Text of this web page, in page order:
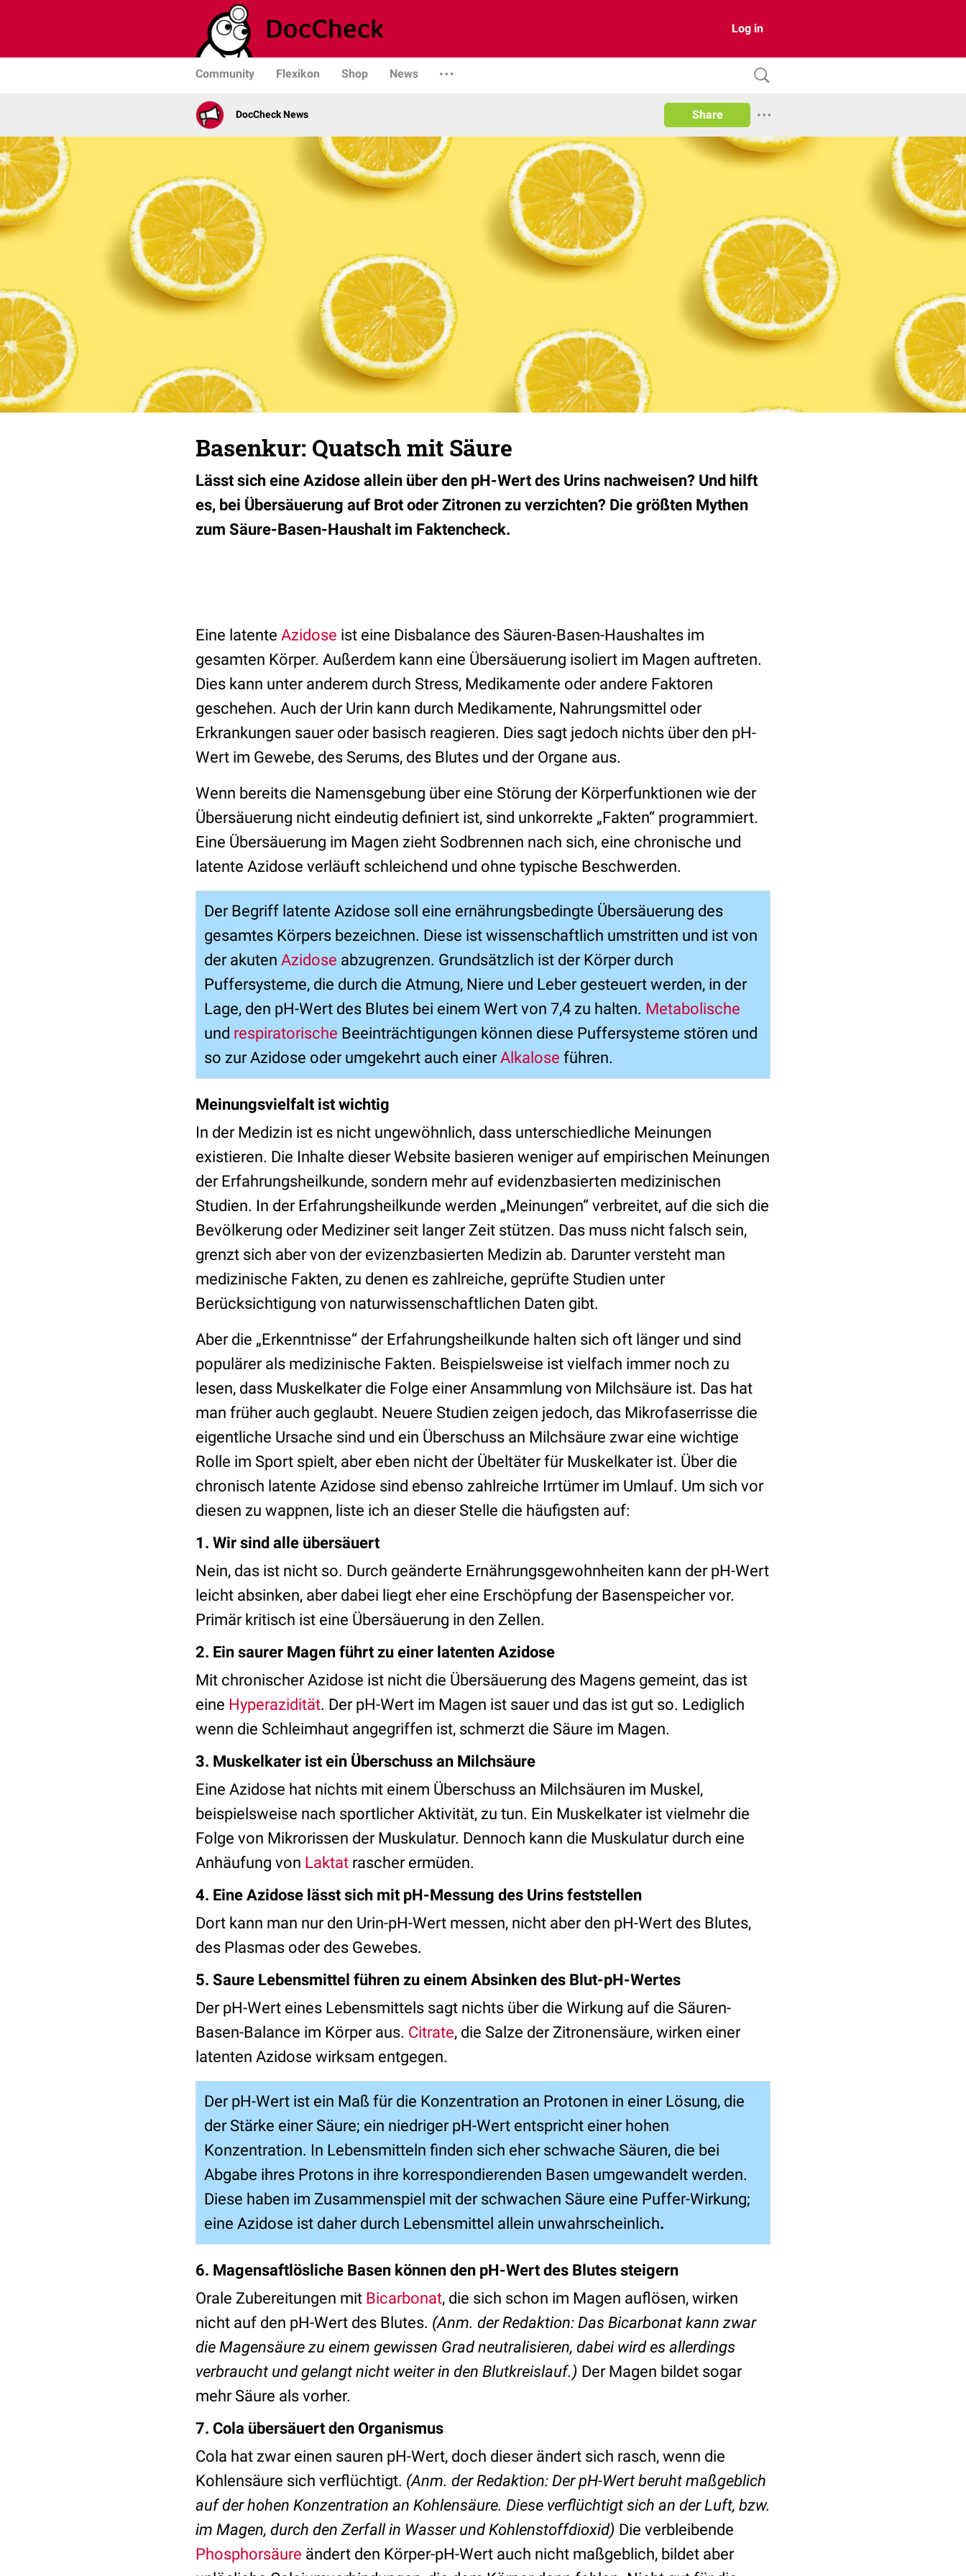
Log in
Community Flexikon Shop News
DocCheck News Share
Basenkur: Quatsch mit Säure
Lässt sich eine Azidose allein über den pH-Wert des Urins nachweisen? Und hilft
es, bei Übersäuerung auf Brot oder Zitronen zu verzichten? Die größten Mythen
zum Säure-Basen-Haushalt im Faktencheck.
Eine latente Azidose ist eine Disbalance des Säuren-Basen-Haushaltes im
gesamten Körper. Außerdem kann eine Übersäuerung isoliert im Magen auftreten.
Dies kann unter anderem durch Stress, Medikamente oder andere Faktoren
geschehen. Auch der Urin kann durch Medikamente, Nahrungsmittel oder
Erkrankungen sauer oder basisch reagieren. Dies sagt jedoch nichts über den pH-
Wert im Gewebe, des Serums, des Blutes und der Organe aus.
Wenn bereits die Namensgebung über eine Störung der Körperfunktionen wie der
Übersäuerung nicht eindeutig definiert ist, sind unkorrekte „Fakten“ programmiert.
Eine Übersäuerung im Magen zieht Sodbrennen nach sich, eine chronische und
latente Azidose verläuft schleichend und ohne typische Beschwerden.
Der Begriff latente Azidose soll eine ernährungsbedingte Übersäuerung des
gesamtes Körpers bezeichnen. Diese ist wissenschaftlich umstritten und ist von
der akuten Azidose abzugrenzen. Grundsätzlich ist der Körper durch
Puffersysteme, die durch die Atmung, Niere und Leber gesteuert werden, in der
Lage, den pH-Wert des Blutes bei einem Wert von 7,4 zu halten. Metabolische
und respiratorische Beeinträchtigungen können diese Puffersysteme stören und
so zur Azidose oder umgekehrt auch einerAlkalose führen.
Meinungsvielfalt ist wichtig
In der Medizin ist es nicht ungewöhnlich, dass unterschiedliche Meinungen
existieren. Die Inhalte dieser Website basieren weniger auf empirischen Meinungen
der Erfahrungsheilkunde, sondern mehr auf evidenzbasierten medizinischen
Studien. In der Erfahrungsheilkunde werden „Meinungen“ verbreitet, auf die sich die
Bevölkerung oder Mediziner seit langer Zeit stützen. Das muss nicht falsch sein,
grenzt sich aber von der evizenzbasierten Medizin ab. Darunter versteht man
medizinische Fakten, zu denen es zahlreiche, geprüfte Studien unter
Berücksichtigung von naturwissenschaftlichen Daten gibt.
Aber die „Erkenntnisse“ der Erfahrungsheilkunde halten sich oft länger und sind
populärer als medizinische Fakten. Beispielsweise ist vielfach immer noch zu
lesen, dass Muskelkater die Folge einer Ansammlung von Milchsäure ist. Das hat
man früher auch geglaubt. Neuere Studien zeigen jedoch, das Mikrofaserrisse die
eigentliche Ursache sind und ein Überschuss an Milchsäure zwar eine wichtige
Rolle im Sport spielt, aber eben nicht der Übeltäter für Muskelkater ist. Über die
chronisch latente Azidose sind ebenso zahlreiche Irrtümer im Umlauf. Um sich vor
diesen zu wappnen, liste ich an dieser Stelle die häufigsten auf:
1. Wir sind alle übersäuert
Nein, das ist nicht so. Durch geänderte Ernährungsgewohnheiten kann der pH-Wert
leicht absinken, aber dabei liegt eher eine Erschöpfung der Basenspeicher vor.
Primär kritisch ist eine Übersäuerung in den Zellen.
2. Ein saurer Magen führt zu einer latenten Azidose
Mit chronischer Azidose ist nicht die Übersäuerung des Magens gemeint, das ist
eine Hyperazidität. Der pH-Wert im Magen ist sauer und das ist gut so. Lediglich
wenn die Schleimhaut angegriffen ist, schmerzt die Säure im Magen.
3. Muskelkater ist ein Überschuss an Milchsäure
Eine Azidose hat nichts mit einem Überschuss an Milchsäuren im Muskel,
beispielsweise nach sportlicher Aktivität, zu tun. Ein Muskelkater ist vielmehr die
Folge von Mikrorissen der Muskulatur. Dennoch kann die Muskulatur durch eine
Anhäufung von Laktat rascher ermüden.
4. Eine Azidose lässt sich mit pH-Messung des Urins feststellen
Dort kann man nur den Urin-pH-Wert messen, nicht aber den pH-Wert des Blutes,
des Plasmas oder des Gewebes.
5. Saure Lebensmittel führen zu einem Absinken des Blut-pH-Wertes
Der pH-Wert eines Lebensmittels sagt nichts über die Wirkung auf die Säuren-
Basen-Balance im Körper aus. Citrate, die Salze der Zitronensäure, wirken einer
latenten Azidose wirksam entgegen.
Der pH-Wert ist ein Maß für die Konzentration an Protonen in einer Lösung, die
der Stärke einer Säure; ein niedriger pH-Wert entspricht einer hohen
Konzentration. In Lebensmitteln finden sich eher schwache Säuren, die bei
Abgabe ihres Protons in ihre korrespondierenden Basen umgewandelt werden.
Diese haben im Zusammenspiel mit der schwachen Säure eine Puffer-Wirkung;
eine Azidose ist daher durch Lebensmittel allein unwahrscheinlich.
6. Magensaftlösliche Basen können den pH-Wert des Blutes steigern
Orale Zubereitungen mit Bicarbonat, die sich schon im Magen auflösen, wirken
nicht auf den pH-Wert des Blutes. (Anm. der Redaktion: Das Bicarbonat kann zwar
die Magensäure zu einem gewissen Grad neutralisieren, dabei wird es allerdings
verbraucht und gelangt nicht weiter in den Blutkreislauf.) Der Magen bildet sogar
mehr Säure als vorher.
7. Cola übersäuert den Organismus
Cola hat zwar einen sauren pH-Wert, doch dieser ändert sich rasch, wenn die
Kohlensäure sich verflüchtigt. (Anm. der Redaktion: Der pH-Wert beruht maßgeblich
auf der hohen Konzentration an Kohlensäure. Diese verflüchtigt sich an der Luft, bzw.
im Magen, durch den Zerfall in Wasser und Kohlenstoffdioxid) Die verbleibende
Phosphorsäure ändert den Körper-pH-Wert auch nicht maßgeblich, bildet aber